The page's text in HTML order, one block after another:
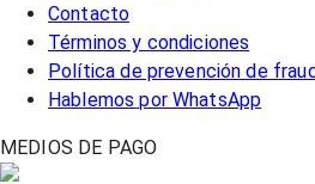
Contacto
Términos y condiciones
Política de prevención de
Hablemos por WhatsApp
MEDIOS DE PAGO